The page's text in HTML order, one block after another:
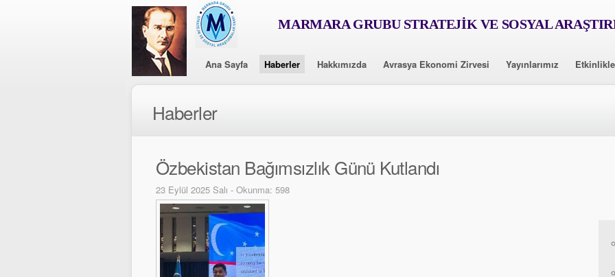
MARMARA GRUBU STRATEJİK VE SOSYAL
Ana Sayfa Haberler Hakkımızda Avrasya Ekonomi Zirvesi Yayınlarımız
Haberler
Özbekistan Bağımsızlık Günü Kutlandı
23 Eylül 2025 Salı - Okunma: 598